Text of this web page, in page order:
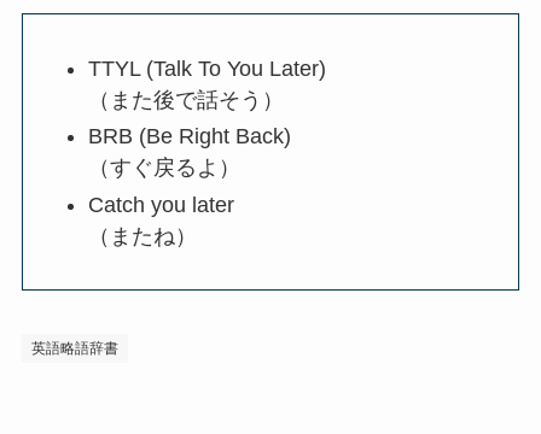
TTYL (Talk To You Later)
（また後で話そう）
BRB (Be Right Back)
（すぐ戻るよ）
Catch you later
（またね）
英語略語辞書